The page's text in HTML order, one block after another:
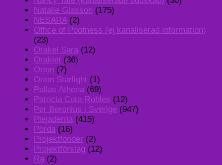
Natalie Glasson (175)
NESARA(2)
Office of Poofness (ej kanaliserad information)
(23)
Orakel Sara (12)
Oraklet (36)
Orion (7)
Orion Starlight (1)
Pallas Athena (69)
Patricia Cota-Robles (12)
Per Beronius i Sverige (947)
Plejaderna (415)
Porda (16)
Projektfonder (2)
Projektförslag (12)
Ra (2)